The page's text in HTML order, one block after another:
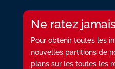
Ne ratez
Pour obtenir toutes les
nouvelles partitions de
plans sur les toutes les